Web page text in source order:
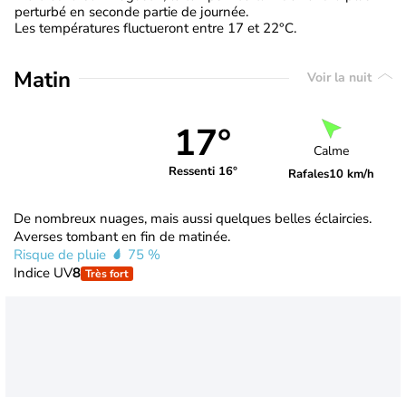
perturbé en seconde partie de journée.
Les températures fluctueront entre 17 et 22°C.
Matin Voir la nuit
17°
Ressenti 16°
Calme
Rafales10 km/h
De nombreux nuages, mais aussi quelques belles éclaircies.
Averses tombant en fin de matinée.
Risque de pluie
75 %
Indice UV8 Très fort